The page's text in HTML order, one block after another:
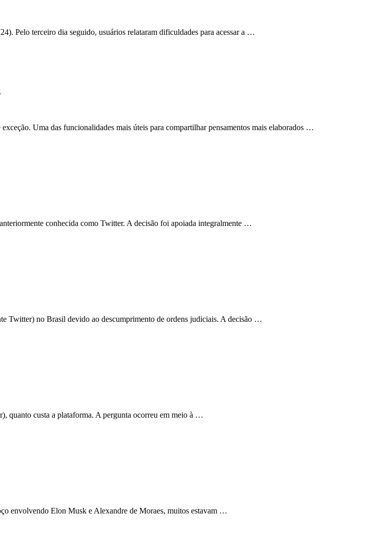
Pelo terceiro dia seguido, usuários relataram dificuldades para acessar a …
Uma das funcionalidades mais úteis para compartilhar pensamentos mais elaborados …
conhecida como Twitter. A decisão foi apoiada integralmente …
Twitter) no Brasil devido ao descumprimento de ordens judiciais. A decisão …
quanto custa a plataforma. A pergunta ocorreu em meio à …
envolvendo Elon Musk e Alexandre de Moraes, muitos estavam …